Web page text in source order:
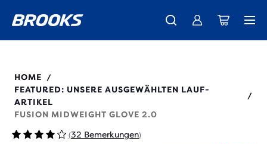
Kostenloser Versand für alle Bestellungen über CHF 100
Der brandneue Ghost Amp ist da - Shop Damen Herren
Wir präsentieren die neue Cascadia Kollektion - Jetzt kaufen
280525
HOME
/
FEATURED: UNSERE AUSGEWÄHLTEN LAUF-
ARTIKEL
/
FUSION MIDWEIGHT GLOVE 2.0
(32 Bemerkungen)